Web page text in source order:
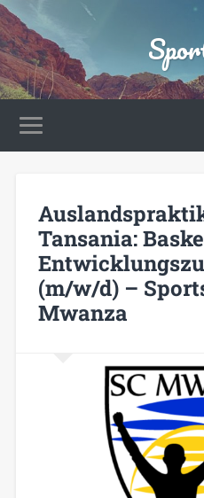
Tansania:
(m/w/d) –
Mwanza